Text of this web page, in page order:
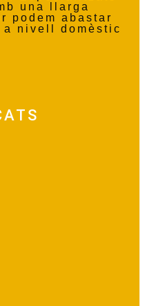
una llarga
podem abastar
nivell domèstic